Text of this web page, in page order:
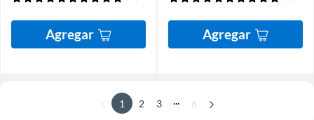
Agregar Agregar
1 2 3 6